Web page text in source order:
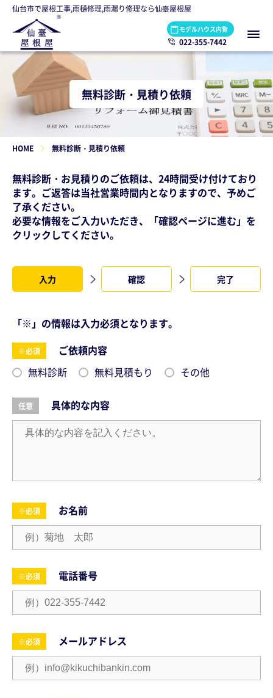
仙台市で屋根工事,雨樋修理,雨漏り修理なら仙臺屋根屋
022-355-7442
モデルハウス内覧
無料診断・見積り依頼
HOME 無料診断・見積り依頼
無料診断・お見積りのご依頼は、24時間受け付けており
ます。ご返答は当社営業時間内となりますので、予めご
了承ください。
必要な情報をご入力いただき、「確認ページに進む」を
クリックしてください。
入力 確認 完了
「※」の情報は入力必須となります。
※必須
ご依頼内容
無料診断
無料見積もり その他
任意 具体的な内容
※必須 お名前
※必須 電話番号
※必須 メールアドレス